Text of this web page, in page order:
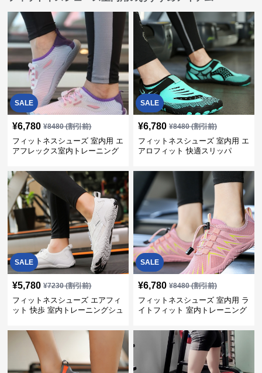
SALE
¥6,780 ¥8480(割引前)
フィットネスシューズ 室内用 エ
アフレックス室内トレーニング
SALE
¥6,780 ¥8480(割引前)
フィットネスシューズ 室内用 エ
アロフィット 快適スリッパ
SALE
¥5,780 ¥7230(割引前)
フィットネスシューズ エアフィ
ット 快歩 室内トレーニングシュ
SALE
¥6,780 ¥8480(割引前)
フィットネスシューズ 室内用 ラ
イトフィット 室内トレーニング